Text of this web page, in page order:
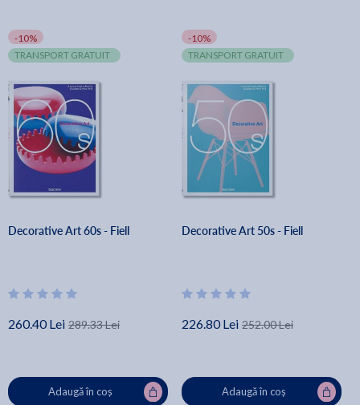
-10%
TRANSPORT GRATUIT
Decorative Art 60s - Fiell
260.40 Lei 289.33 Lei
Adaugă în coș
-10%
TRANSPORT GRATUIT
Decorative Art 50s - Fiell
226.80 Lei 252.00 Lei
Adaugă în coș